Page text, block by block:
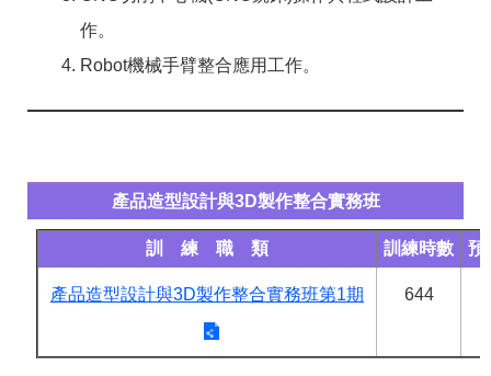
作。
Robot機械手臂整合應用工作。
產品造型設計與3D製作整合實務班
訓 練 職 類 訓練時數 預
產品造型設計與3D製作整合實務班第1期 644